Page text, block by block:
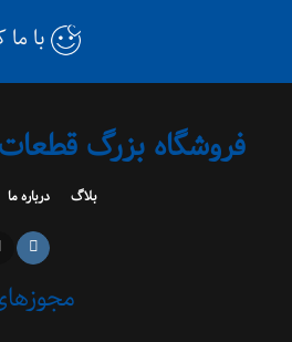
با
فروشگاه بزرگ
بلاگ درباره ما